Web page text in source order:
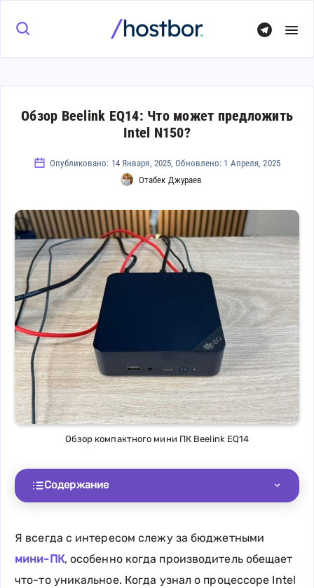
Обзор Beelink EQ14: Что может предложить
Intel N150?
Опубликовано: 14 Января, 2025, Обновлено: 1 Апреля, 2025
Отабек Джураев
Обзор компактного мини ПК Beelink EQ14
Содержание
Я всегда с интересом слежу за бюджетными
мини-ПК, особенно когда производитель обещает
что-то уникальное. Когда узнал о процессоре Intel